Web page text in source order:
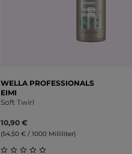
WELLA PROFESSIONALS
EIMI
Soft Twirl
10,90 €
(54,50 € / 1000 Milliliter)